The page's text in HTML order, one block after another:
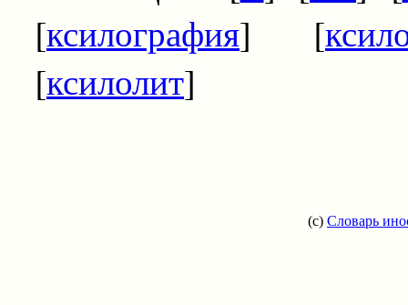
[ксилография] [
[ксилолит]
(c) Словарь